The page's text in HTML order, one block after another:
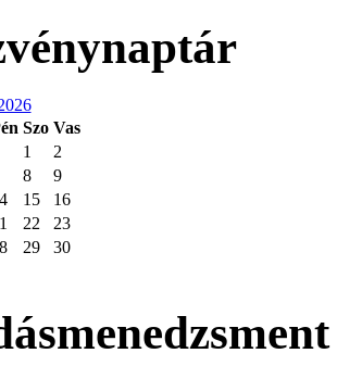
Szo Vas
1
2
8
9
15
16
22
23
29
30